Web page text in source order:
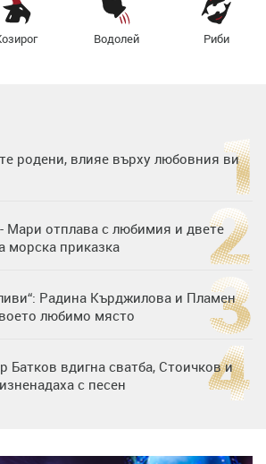
Водолей Риби
родени, влияе върху любовния ви
Мари отплава с любимия и двете
морска приказка
Радина Кърджилова и Пламен
любимо място
Батков вдигна сватба, Стоичков и
с песен